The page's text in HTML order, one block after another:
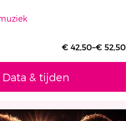
€ 42,50–€ 52,50
Data & tijden